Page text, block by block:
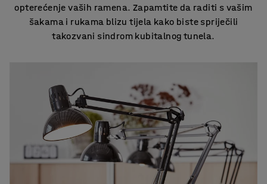
opterećenje vaših ramena. Zapamtite da raditi s vašim
šakama i rukama blizu tijela kako biste spriječili
takozvani sindrom kubitalnog tunela.